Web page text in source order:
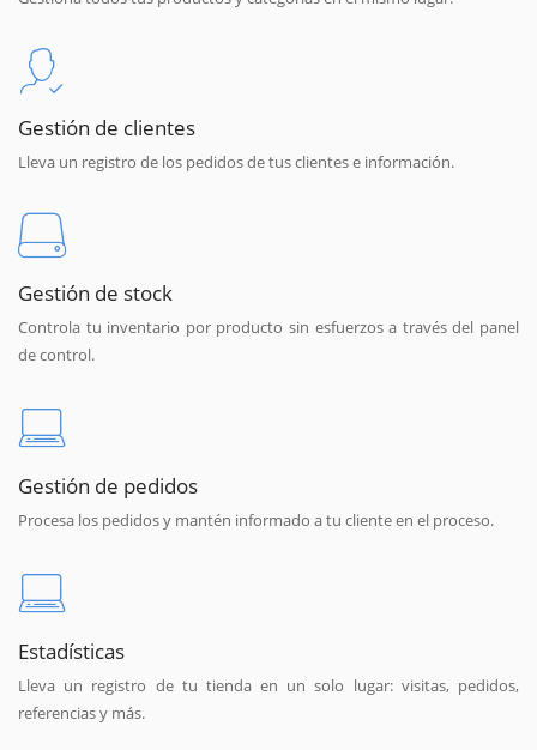
Gestión de clientes
Lleva un registro de los pedidos de tus clientes e información.
Gestión de stock
Controla tu inventario por producto sin esfuerzos a través del panel
de control.
Gestión de pedidos
Procesa los pedidos y mantén informado a tu cliente en el proceso.
Estadísticas
Lleva un registro de tu tienda en un solo lugar: visitas, pedidos,
referencias y más.